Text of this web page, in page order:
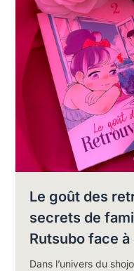
Le goût des
secrets de
Rutsubo face à
Dans l’univers du